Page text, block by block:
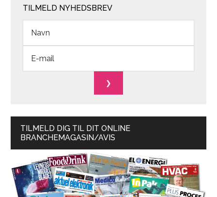
TILMELD NYHEDSBREV
TILMELD DIG TIL DIT ONLINE
BRANCHEMAGASIN/AVIS